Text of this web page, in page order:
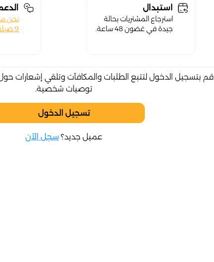
استبدال
استرجاع المشتريات بحالة
جيدة في غضون 48 ساعة.
نحن
9 صباحًا حتى 10 مساءً.
قم بتسجيل الدخول لتتبع الطلبات والمكافآت وتلقي إشعارات
توصيات شخصية.
تسجيل الدخول
عميل جديد؟ سجل الآن